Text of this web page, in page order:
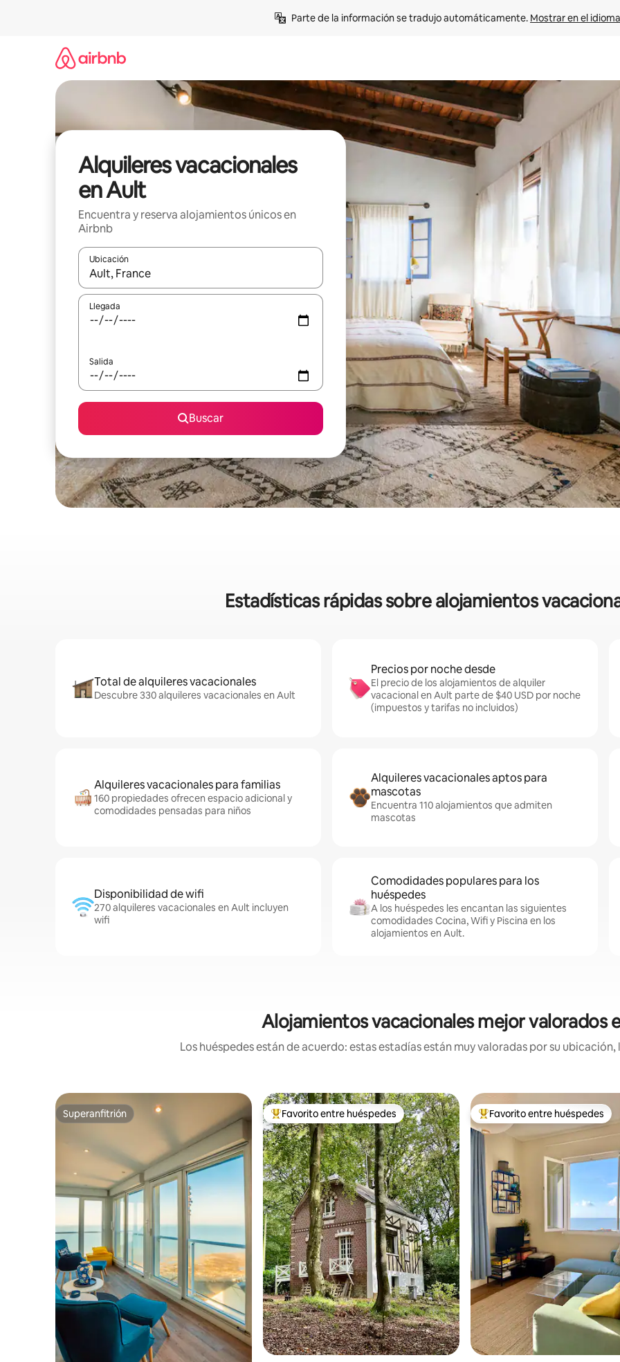
Parte de la información se tradujo automáticamente. Mostrar en el
Alquileres vacacionales
en Ault
Encuentra y reserva alojamientos únicos en
Airbnb
Ubicación
Cuando los resultados estén disponibles, navega con las teclas de flecha hacia arriba y hacia abajo o explora con el
Llegada
Salida
Buscar
Estadísticas rápidas sobre alojamientos
Total de alquileres vacacionales
Descubre 330 alquileres vacacionales en Ault
Precios por noche desde
El precio de los alojamientos de alquiler
vacacional en Ault parte de $40 USD por noche
(impuestos y tarifas no incluidos)
Alquileres vacacionales para familias
160 propiedades ofrecen espacio adicional y
comodidades pensadas para niños
Alquileres vacacionales aptos para
mascotas
Encuentra 110 alojamientos que admiten
mascotas
Disponibilidad de wifi
270 alquileres vacacionales en Ault incluyen
wifi
Comodidades populares para los
huéspedes
A los huéspedes les encantan las siguientes
comodidades Cocina, Wifi y Piscina en los
alojamientos en Ault.
Alojamientos vacacionales mejor valorados
Los huéspedes están de acuerdo: estas estadías están muy valoradas por su
Superanfitrión
Superanfitrión Favorito entre huéspedes preferido
Favorito entre huéspedes Favorito entre huéspedes
Favorito entre huéspedes